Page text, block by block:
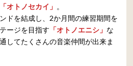
「オトノセカイ」 。
ドを結成し、2か月間の練習期間を
ージを目指す 「オトノエニシ」 な
してたくさんの音楽仲間が出来ま